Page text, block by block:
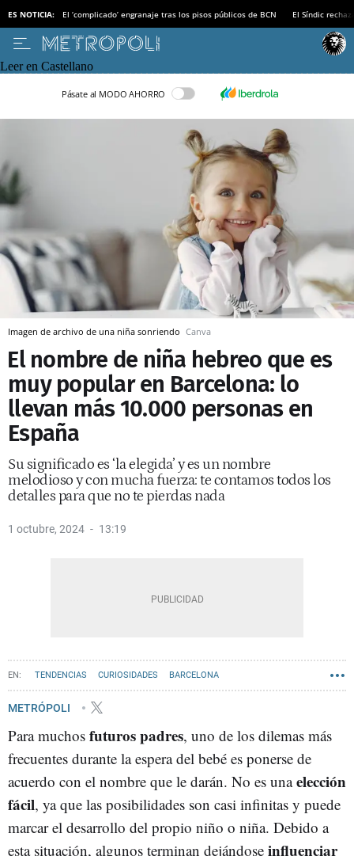
ES NOTICIA: El ‘complicado’ engranaje tras los pisos públicos de BCN El Síndic
Leer en Castellano
Pásate al MODO AHORRO
Imagen de archivo de una niña sonriendo Canva
⁠El nombre de niña hebreo que es
muy popular en Barcelona: lo
llevan más 10.000 personas en
España
Su significado es ‘la elegida’ y es un nombre
melodioso y con mucha fuerza: te contamos todos los
detalles para que no te pierdas nada
1 octubre, 2024 13:19
TENDENCIAS CURIOSIDADES BARCELONA
METRÓPOLI
Para muchos futuros padres, uno de los dilemas más
frecuentes durante la espera del bebé es ponerse de
acuerdo con el nombre que le darán. No es unaelección
fácil, ya que las posibilidades son casi infinitas y puede
marcar el desarrollo del propio niño o niña. Debido a
esta situación, algunos terminan dejándose influenciar